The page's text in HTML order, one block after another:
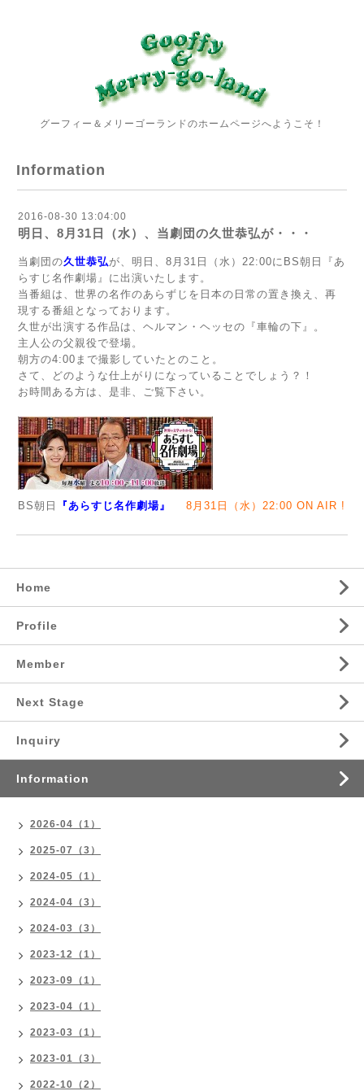
グーフィー＆メリーゴーランドのホームページへようこそ！
Information
2016-08-30 13:04:00
明日、8月31日（水）、当劇団の久世恭弘が・・・
当劇団の久世恭弘が、明日、8月31日（水）22:00にBS朝日『あ
らすじ名作劇場』に出演いたします。
当番組は、世界の名作のあらずじを日本の日常の置き換え、再
現する番組となっております。
久世が出演する作品は、ヘルマン・ヘッセの『車輪の下』。
主人公の父親役で登場。
朝方の4:00まで撮影していたとのこと。
さて、どのような仕上がりになっていることでしょう？！
お時間ある方は、是非、ご覧下さい。
BS朝日 『あらすじ名作劇場』 8月31日（水） 22:00 ON AIR !
Home
Profile
Member
Next Stage
Inquiry
Information
2026-04（1）
2025-07（3）
2024-05（1）
2024-04（3）
2024-03（3）
2023-12（1）
2023-09（1）
2023-04（1）
2023-03（1）
2023-01（3）
2022-10（2）